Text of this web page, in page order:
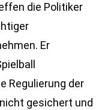
die Politiker
Er
Regulierung der
gesichert und